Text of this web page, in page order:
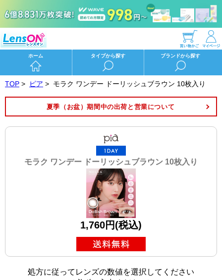
ホーム タイプから探す ブランドから探す
TOP > ピア > モラク ワンデー ドーリッシュブラウン 10枚入り
夏季（お盆）期間中の出荷と営業について
モラク ワンデー ドーリッシュブラウン 10枚入り
1,760円(税込)
処方に従ってレンズの数値を選択してください